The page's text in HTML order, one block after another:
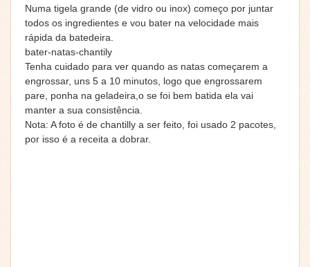
Numa tigela grande (de vidro ou inox) começo por juntar
todos os ingredientes e vou bater na velocidade mais
rápida da batedeira.
bater-natas-chantily
Tenha cuidado para ver quando as natas começarem a
engrossar, uns 5 a 10 minutos, logo que engrossarem
pare, ponha na geladeira,o se foi bem batida ela vai
manter a sua consistência.
Nota: A foto é de chantilly a ser feito, foi usado 2 pacotes,
por isso é a receita a dobrar.